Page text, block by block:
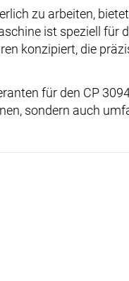
zu arbeiten,
ist speziell für
konzipiert, die
für den CP
sondern auch